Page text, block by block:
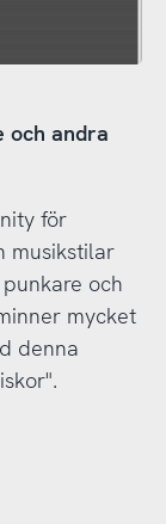
och andra
för
musikstilar
och
mycket
denna